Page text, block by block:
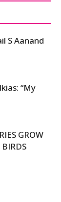
S Aanand
“My
GROW
BIRDS